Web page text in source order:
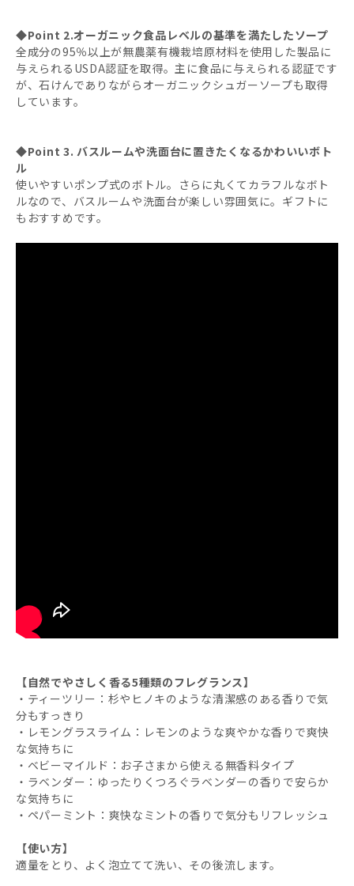
◆Point 2.オーガニック食品レベルの基準を満たしたソープ
全成分の95％以上が無農薬有機栽培原材料を使用した製品に
与えられるUSDA認証を取得。主に食品に与えられる認証です
が、石けんでありながらオーガニックシュガーソープも取得
しています。
◆Point 3. バスルームや洗面台に置きたくなるかわいいボト
ル
使いやすいポンプ式のボトル。さらに丸くてカラフルなボト
ルなので、バスルームや洗面台が楽しい雰囲気に。ギフトに
もおすすめです。
【自然でやさしく香る5種類のフレグランス】
・ティーツリー：杉やヒノキのような清潔感のある香りで気
分もすっきり
・レモングラスライム：レモンのような爽やかな香りで爽快
な気持ちに
・ベビーマイルド：お子さまから使える無香料タイプ
・ラベンダー：ゆったりくつろぐラベンダーの香りで安らか
な気持ちに
・ペパーミント：爽快なミントの香りで気分もリフレッシュ
【使い方】
適量をとり、よく泡立てて洗い、その後流します。